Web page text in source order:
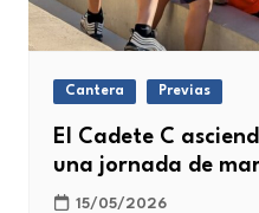
Cantera Previas
El Cadete C
una jornada de
15/05/2026